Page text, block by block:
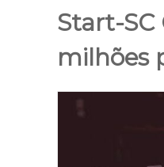
Start-SC
milhões
View
Larger